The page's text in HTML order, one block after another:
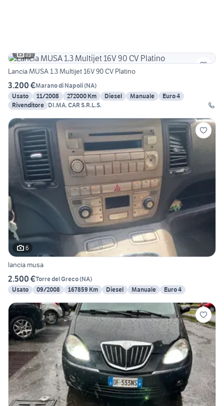
21
Lancia MUSA 1.3 Multijet 16V 90 CV Platino
3.200 €Marano di Napoli(NA)
Usato
11/2008 272000 Km Diesel Manuale
Euro 4
Rivenditore DI.MA. CAR S.R.L.S.
6
lancia musa
2.500 €Torre del Greco(NA)
Usato
09/2008 167859 Km Diesel Manuale Euro 4